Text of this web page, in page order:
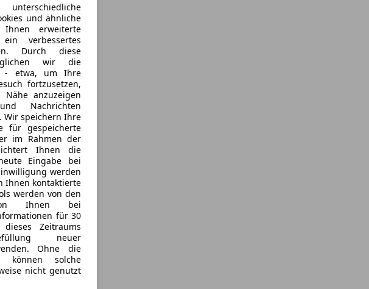
und ähnliche
erweiterte
verbessertes
Durch diese
wir die
- etwa, um Ihre
fortzusetzen,
anzuzeigen
Nachrichten
Wir speichern Ihre
für gespeicherte
im Rahmen der
Ihnen die
Eingabe bei
werden
Ihnen kontaktierte
werden von den
Ihnen bei
für 30
Zeitraums
neuer
Ohne die
können solche
nicht genutzt